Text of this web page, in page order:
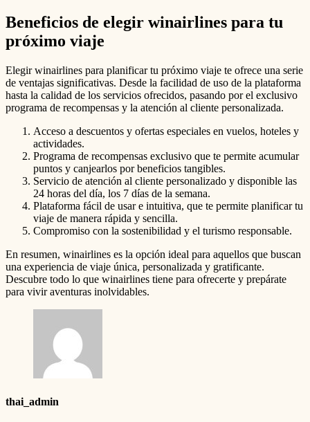
Beneficios de elegir winairlines para tu
próximo viaje
Elegir winairlines para planificar tu próximo viaje te ofrece una serie
de ventajas significativas. Desde la facilidad de uso de la plataforma
hasta la calidad de los servicios ofrecidos, pasando por el exclusivo
programa de recompensas y la atención al cliente personalizada.
Acceso a descuentos y ofertas especiales en vuelos, hoteles y
actividades.
Programa de recompensas exclusivo que te permite acumular
puntos y canjearlos por beneficios tangibles.
Servicio de atención al cliente personalizado y disponible las
24 horas del día, los 7 días de la semana.
Plataforma fácil de usar e intuitiva, que te permite planificar tu
viaje de manera rápida y sencilla.
Compromiso con la sostenibilidad y el turismo responsable.
En resumen, winairlines es la opción ideal para aquellos que buscan
una experiencia de viaje única, personalizada y gratificante.
Descubre todo lo que winairlines tiene para ofrecerte y prepárate
para vivir aventuras inolvidables.
thai_admin